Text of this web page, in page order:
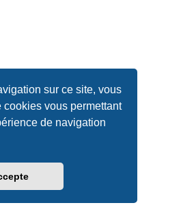
sur ce site, vous
cookies vous permettant
de navigation